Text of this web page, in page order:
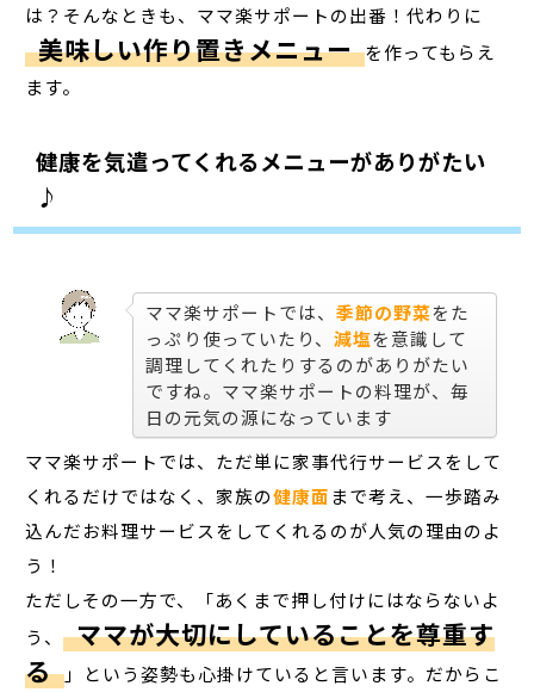
は？そんなときも、ママ楽サポートの出番！代わりに
美味しい作り置きメニュー を作ってもらえ
ます。
健康を気遣ってくれるメニューがありがたい
♪
ママ楽サポートでは、季節の野菜をた
っぷり使っていたり、減塩を意識して
調理してくれたりするのがありがたい
ですね。ママ楽サポートの料理が、毎
日の元気の源になっています
ママ楽サポートでは、ただ単に家事代行サービスをして
くれるだけではなく、家族の健康面 まで考え、一歩踏み
込んだお料理サービスをしてくれるのが人気の理由のよ
う！
ただしその一方で、「あくまで押し付けにはならないよ
う、 ママが大切にしていることを尊重す
る 」という姿勢も心掛けていると言います。だからこ